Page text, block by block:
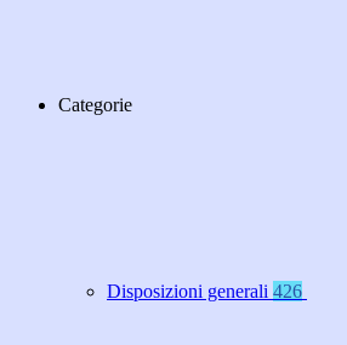
Categorie
Disposizioni generali 426